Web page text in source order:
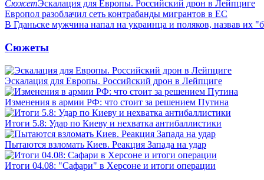
СюжетЭскалация для Европы. Российский дрон в Лейпциге
Европол разоблачил сеть контрабанды мигрантов в ЕС
В Гданьске мужчина напал на украинца и поляков, назвав их
Сюжеты
Эскалация для Европы. Российский дрон в Лейпциге
Изменения в армии РФ: что стоит за решением Путина
Итоги 5.8: Удар по Киеву и нехватка антибаллистики
Пытаются взломать Киев. Реакция Запада на удар
Итоги 04.08: "Сафари" в Херсоне и итоги операции